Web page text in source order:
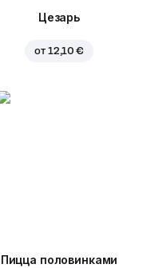
Цезарь
от 12,10 €
Пицца половинками